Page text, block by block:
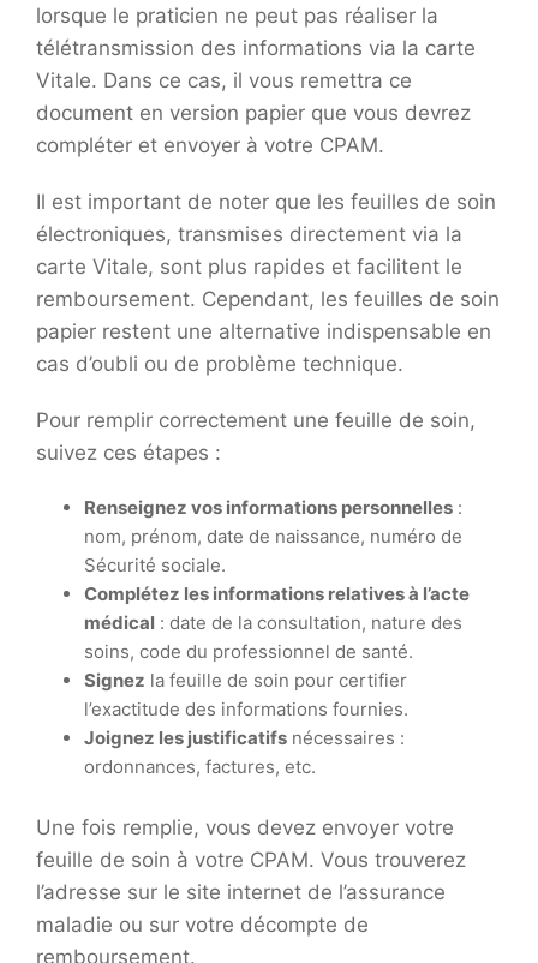
lorsque le praticien ne peut pas réaliser la
télétransmission des informations via la carte
Vitale. Dans ce cas, il vous remettra ce
document en version papier que vous devrez
compléter et envoyer à votre CPAM.
Il est important de noter que les feuilles de soin
électroniques, transmises directement via la
carte Vitale, sont plus rapides et facilitent le
remboursement. Cependant, les feuilles de soin
papier restent une alternative indispensable en
cas d’oubli ou de problème technique.
Pour remplir correctement une feuille de soin,
suivez ces étapes :
Renseignez vos informations personnelles :
nom, prénom, date de naissance, numéro de
Sécurité sociale.
Complétez les informations relatives à l’acte
médical : date de la consultation, nature des
soins, code du professionnel de santé.
Signez la feuille de soin pour certifier
l’exactitude des informations fournies.
Joignez les justificatifs nécessaires :
ordonnances, factures, etc.
Une fois remplie, vous devez envoyer votre
feuille de soin à votre CPAM. Vous trouverez
l’adresse sur le site internet de l’assurance
maladie ou sur votre décompte de
remboursement.